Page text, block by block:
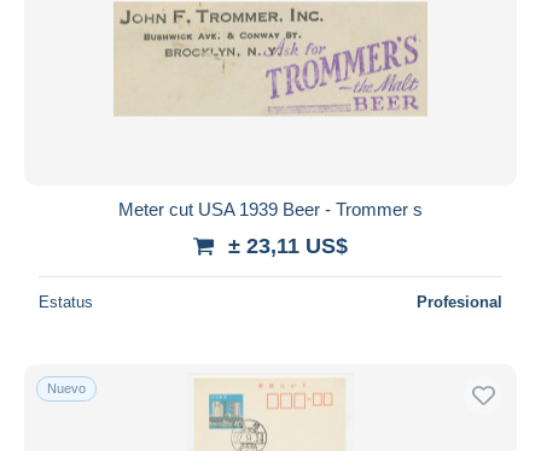
Meter cut USA 1939 Beer - Trommer s
± 23,11 US$
Estatus Profesional
Nuevo